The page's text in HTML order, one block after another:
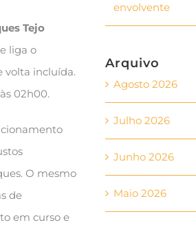
Tejo
liga o
volta incluída.
02h00.
O mesmo
de
em curso e
envolvente
Arquivo
Agosto 2026
Julho 2026
Junho 2026
Maio 2026